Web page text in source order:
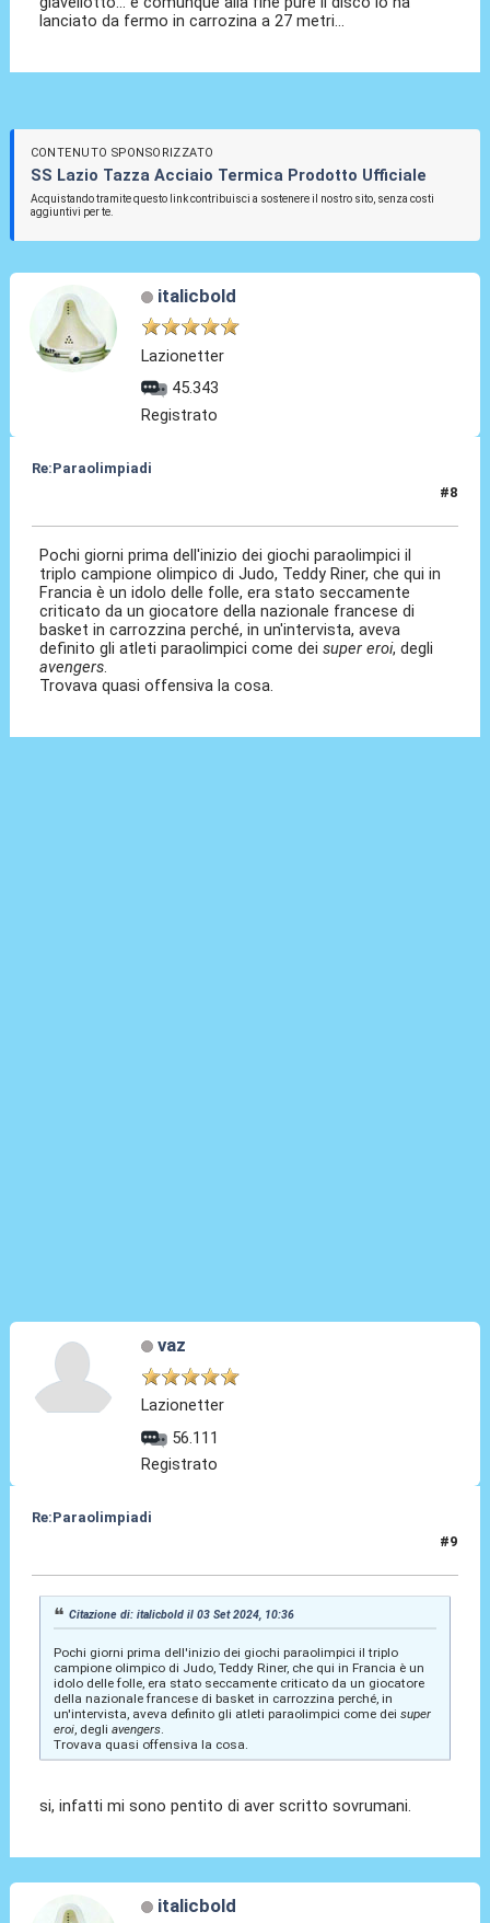
lanciato da fermo in carrozina a 27 metri...
CONTENUTO SPONSORIZZATO
SS Lazio Tazza Acciaio Termica Prodotto Ufficiale
Acquistando tramite questo link contribuisci a sostenere il nostro sito, senza costi
aggiuntivi per te.
italicbold
Lazionetter
45.343
Registrato
Re:Paraolimpiadi
#8
Pochi giorni prima dell'inizio dei giochi paraolimpici il
triplo campione olimpico di Judo, Teddy Riner, che qui in
Francia è un idolo delle folle, era stato seccamente
criticato da un giocatore della nazionale francese di
basket in carrozzina perché, in un'intervista, aveva
definito gli atleti paraolimpici come deisuper eroi, degli
avengers.
Trovava quasi offensiva la cosa.
vaz
Lazionetter
56.111
Registrato
Re:Paraolimpiadi
#9
Citazione di: italicbold il 03 Set 2024, 10:36
Pochi giorni prima dell'inizio dei giochi paraolimpici il triplo
campione olimpico di Judo, Teddy Riner, che qui in Francia è un
idolo delle folle, era stato seccamente criticato da un giocatore
della nazionale francese di basket in carrozzina perché, in
un'intervista, aveva definito gli atleti paraolimpici come dei super
eroi, degli avengers.
Trovava quasi offensiva la cosa.
si, infatti mi sono pentito di aver scritto sovrumani.
italicbold